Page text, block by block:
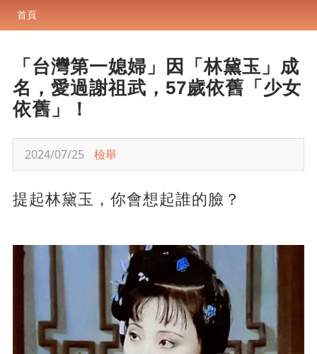
首頁
「台灣第一媳婦」因「林黛玉」成
名，愛過謝祖武，57歲依舊「少女
依舊」！
2024/07/25 檢舉
提起林黛玉，你會想起誰的臉？